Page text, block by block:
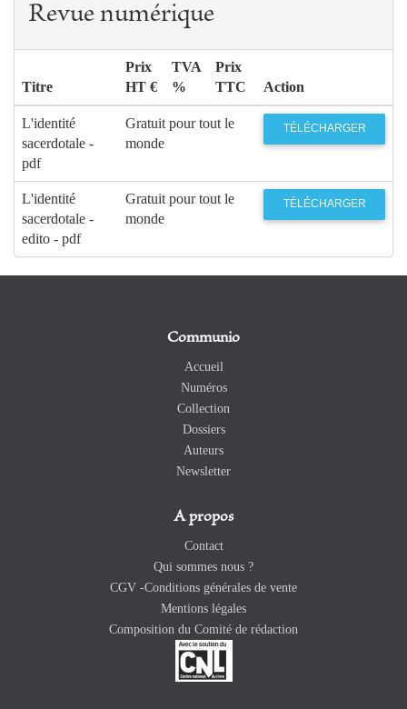
Revue numérique
Titre
Prix
HT €
TVA
%
Prix
TTC
Action
L'identité
sacerdotale -
pdf
Gratuit pour tout le
monde
TÉLÉCHARGER
L'identité
sacerdotale -
edito - pdf
Gratuit pour tout le
monde
TÉLÉCHARGER
Communio
Accueil
Numéros
Collection
Dossiers
Auteurs
Newsletter
A propos
Contact
Qui sommes nous ?
CGV -Conditions générales de vente
Mentions légales
Composition du Comité de rédaction